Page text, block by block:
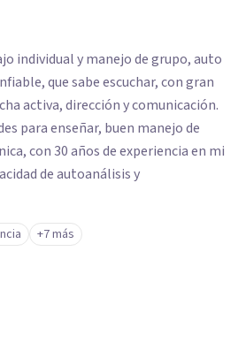
individual y manejo de grupo, auto
que sabe escuchar, con gran
activa, dirección y comunicación.
para enseñar, buen manejo de
con 30 años de experiencia en mi
de autoanálisis y
+7 más